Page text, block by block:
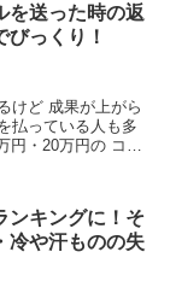
を送った時の返
っくり！
払っている人も多
ンキングに！そ
冷や汗ものの失